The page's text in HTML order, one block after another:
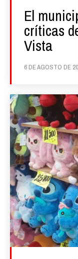
El
críticas
Vista
6 DE AGOSTO DE